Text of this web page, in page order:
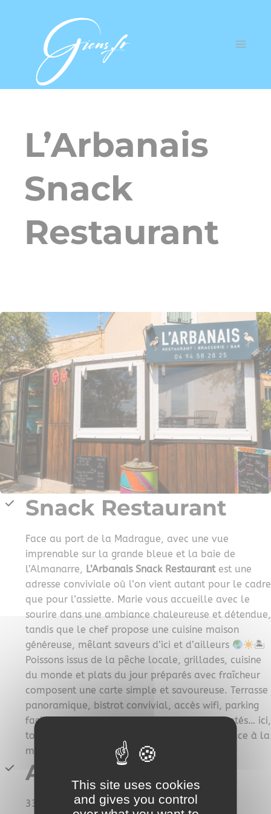
L’Arbanais
Snack
Restaurant
Snack Restaurant
Face au port de la Madrague, avec une vue
imprenable sur la grande bleue et la baie de
l’Almanarre, L’Arbanais Snack Restaurantest une
adresse conviviale où l’on vient autant pour le cadre
que pour l’assiette. Marie vous accueille avec le
sourire dans une ambiance chaleureuse et détendue,
tandis que le chef propose une cuisine maison
généreuse, mêlant saveurs d’ici et d’ailleurs
🏝
Poissons issus de la pêche locale, grillades, cuisine
du monde et plats du jour préparés avec fraîcheur
composent une carte simple et savoureuse. Terrasse
panoramique, bistrot convivial, accès wifi, parking
facile, accueil des groupes et animaux acceptés… ici,
tout est pensé pour passer un bon moment face à la
mer.
Adresse
3311 Rte de la Madrague
This site uses cookies
and gives you control